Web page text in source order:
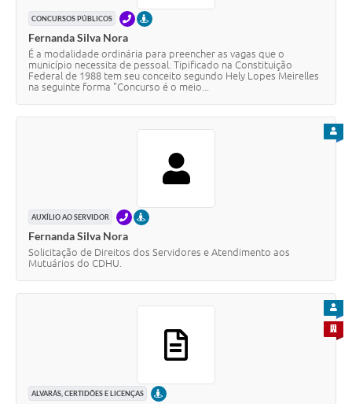
CONCURSOS PÚBLICOS TELEFONEPRESENCIAL
Fernanda Silva Nora
É a modalidade ordinária para preencher as vagas que o
município necessita de pessoal. Tipificado na Constituição
Federal de 1988 tem seu conceito segundo Hely Lopes Meirelles
na seguinte forma "Concurso é o meio...
AUXÍLIO AO SERVIDOR TELEFONEPRESENCIAL
Fernanda Silva Nora
Solicitação de Direitos dos Servidores e Atendimento aos
Mutuários do CDHU.
ALVARÁS, CERTIDÕES E LICENÇAS PRESENCIAL
PARA